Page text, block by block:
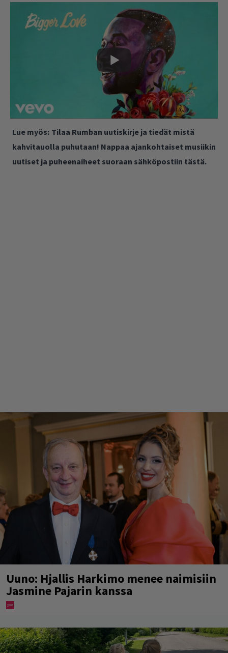
Lue myös: Tilaa Rumban uutiskirje ja tiedät mistä
kahvitauolla puhutaan! Nappaa ajankohtaiset musiikin
uutiset ja puheenaiheet suoraan sähköpostiin tästä.
Uuno: Hjallis Harkimo menee naimisiin
Jasmine Pajarin kanssa